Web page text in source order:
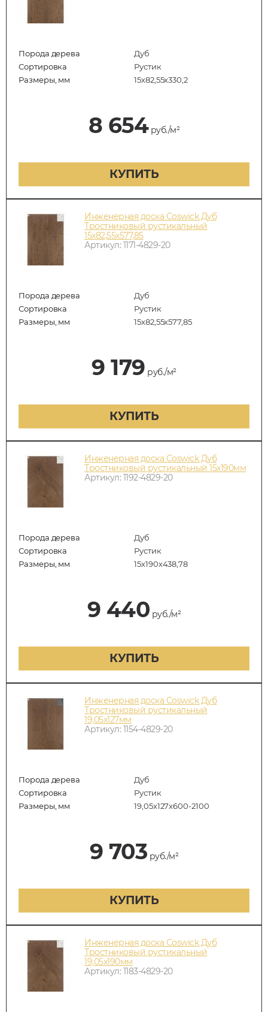
Порода дерева
Дуб
Сортировка
Рустик
Размеры, мм
15х82,55х330,2
8 654руб./м²
КУПИТЬ
Инженерная доска Coswick Дуб
Тростниковый рустикальный
15х82,55х577,85
Артикул: 1171-4829-20
Порода дерева
Дуб
Сортировка
Рустик
Размеры, мм
15х82,55х577,85
9 179 руб./м²
КУПИТЬ
Инженерная доска Coswick Дуб
Тростниковый рустикальный 15х190мм
Артикул: 1192-4829-20
Порода дерева
Дуб
Сортировка
Рустик
Размеры, мм
15х190х438,78
9 440 руб./м²
КУПИТЬ
Инженерная доска Coswick Дуб
Тростниковый рустикальный
19,05х127мм
Артикул: 1154-4829-20
Порода дерева
Дуб
Сортировка
Рустик
Размеры, мм
19,05x127x600-2100
9 703 руб./м²
КУПИТЬ
Инженерная доска Coswick Дуб
Тростниковый рустикальный
19,05х190мм
Артикул: 1183-4829-20